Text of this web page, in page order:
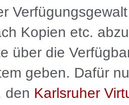
Kopien etc.
über die
geben. Dafür
den Karlsruher